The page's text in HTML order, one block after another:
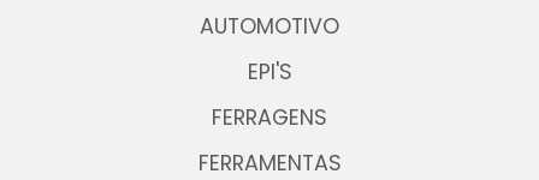
AUTOMOTIVO
EPI'S
FERRAGENS
FERRAMENTAS